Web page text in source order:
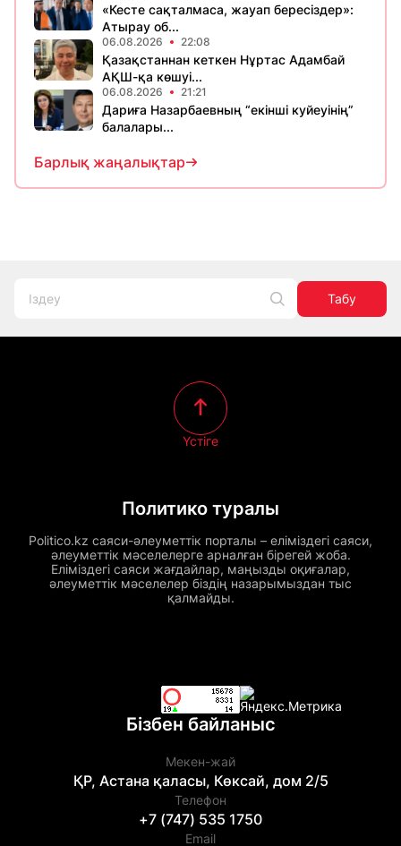
«Кесте сақталмаса, жауап бересіздер»:
Атырау об...
06.08.2026 22:08
Қазақстаннан кеткен Нұртас Адамбай
АҚШ-қа көшуі...
06.08.2026 21:21
Дариға Назарбаевның “екінші куйеуінің”
балалары...
Барлық жаңалықтар
Табу
Политико туралы
Politico.kz саяси-әлеуметтік порталы – еліміздегі саяси,
әлеуметтік мәселелерге арналған бірегей жоба.
Еліміздегі саяси жағдайлар, маңызды оқиғалар,
әлеуметтік мәселелер біздің назарымыздан тыс
қалмайды.
Үстіге
Бізбен байланыс
Мекен-жай
ҚР, Астана қаласы, Көксай, дом 2/5
Телефон
+7 (747) 535 1750
Email